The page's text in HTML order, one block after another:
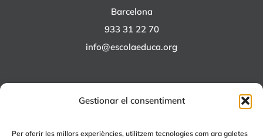
Gestionar el consentiment
Per oferir les millors experiències, utilitzem tecnologies com ara galetes
Barcelona
933 31 22 70
info@escolaeduca.org